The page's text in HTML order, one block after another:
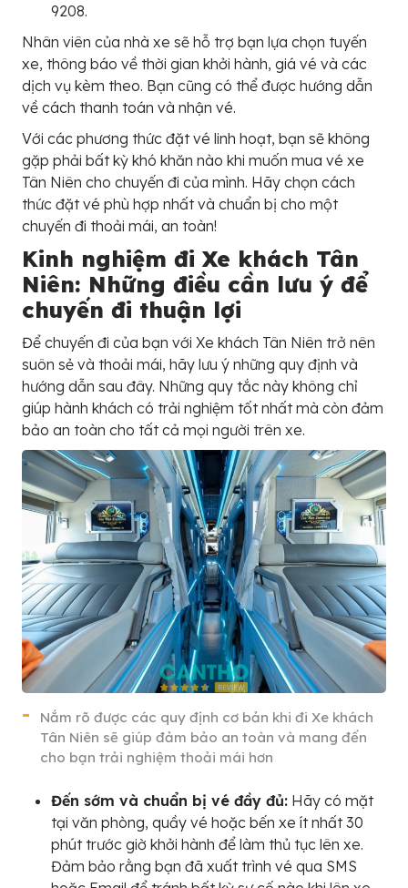
9208.
Nhân viên của nhà xe sẽ hỗ trợ bạn lựa chọn tuyến
xe, thông báo về thời gian khởi hành, giá vé và các
dịch vụ kèm theo. Bạn cũng có thể được hướng dẫn
về cách thanh toán và nhận vé.
Với các phương thức đặt vé linh hoạt, bạn sẽ không
gặp phải bất kỳ khó khăn nào khi muốn mua vé xe
Tân Niên cho chuyến đi của mình. Hãy chọn cách
thức đặt vé phù hợp nhất và chuẩn bị cho một
chuyến đi thoải mái, an toàn!
Kinh nghiệm đi Xe khách Tân
Niên: Những điều cần lưu ý để
chuyến đi thuận lợi
Để chuyến đi của bạn với Xe khách Tân Niên trở nên
suôn sẻ và thoải mái, hãy lưu ý những quy định và
hướng dẫn sau đây. Những quy tắc này không chỉ
giúp hành khách có trải nghiệm tốt nhất mà còn đảm
bảo an toàn cho tất cả mọi người trên xe.
Nắm rõ được các quy định cơ bản khi đi Xe khách
Tân Niên sẽ giúp đảm bảo an toàn và mang đến
cho bạn trải nghiệm thoải mái hơn
Đến sớm và chuẩn bị vé đầy đủ: Hãy có mặt
tại văn phòng, quầy vé hoặc bến xe ít nhất 30
phút trước giờ khởi hành để làm thủ tục lên xe.
Đảm bảo rằng bạn đã xuất trình vé qua SMS